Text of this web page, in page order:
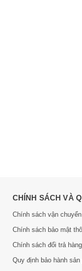
CHÍNH SÁCH VÀ
Chính sách vận chuyển
Chính sách bảo mật
Chính sách đổi trả hàng
Quy định bảo hành sản